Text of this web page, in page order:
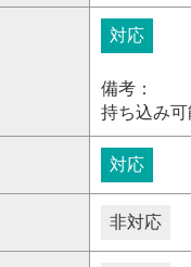
対応
備考：
持ち込み可
対応
非対応